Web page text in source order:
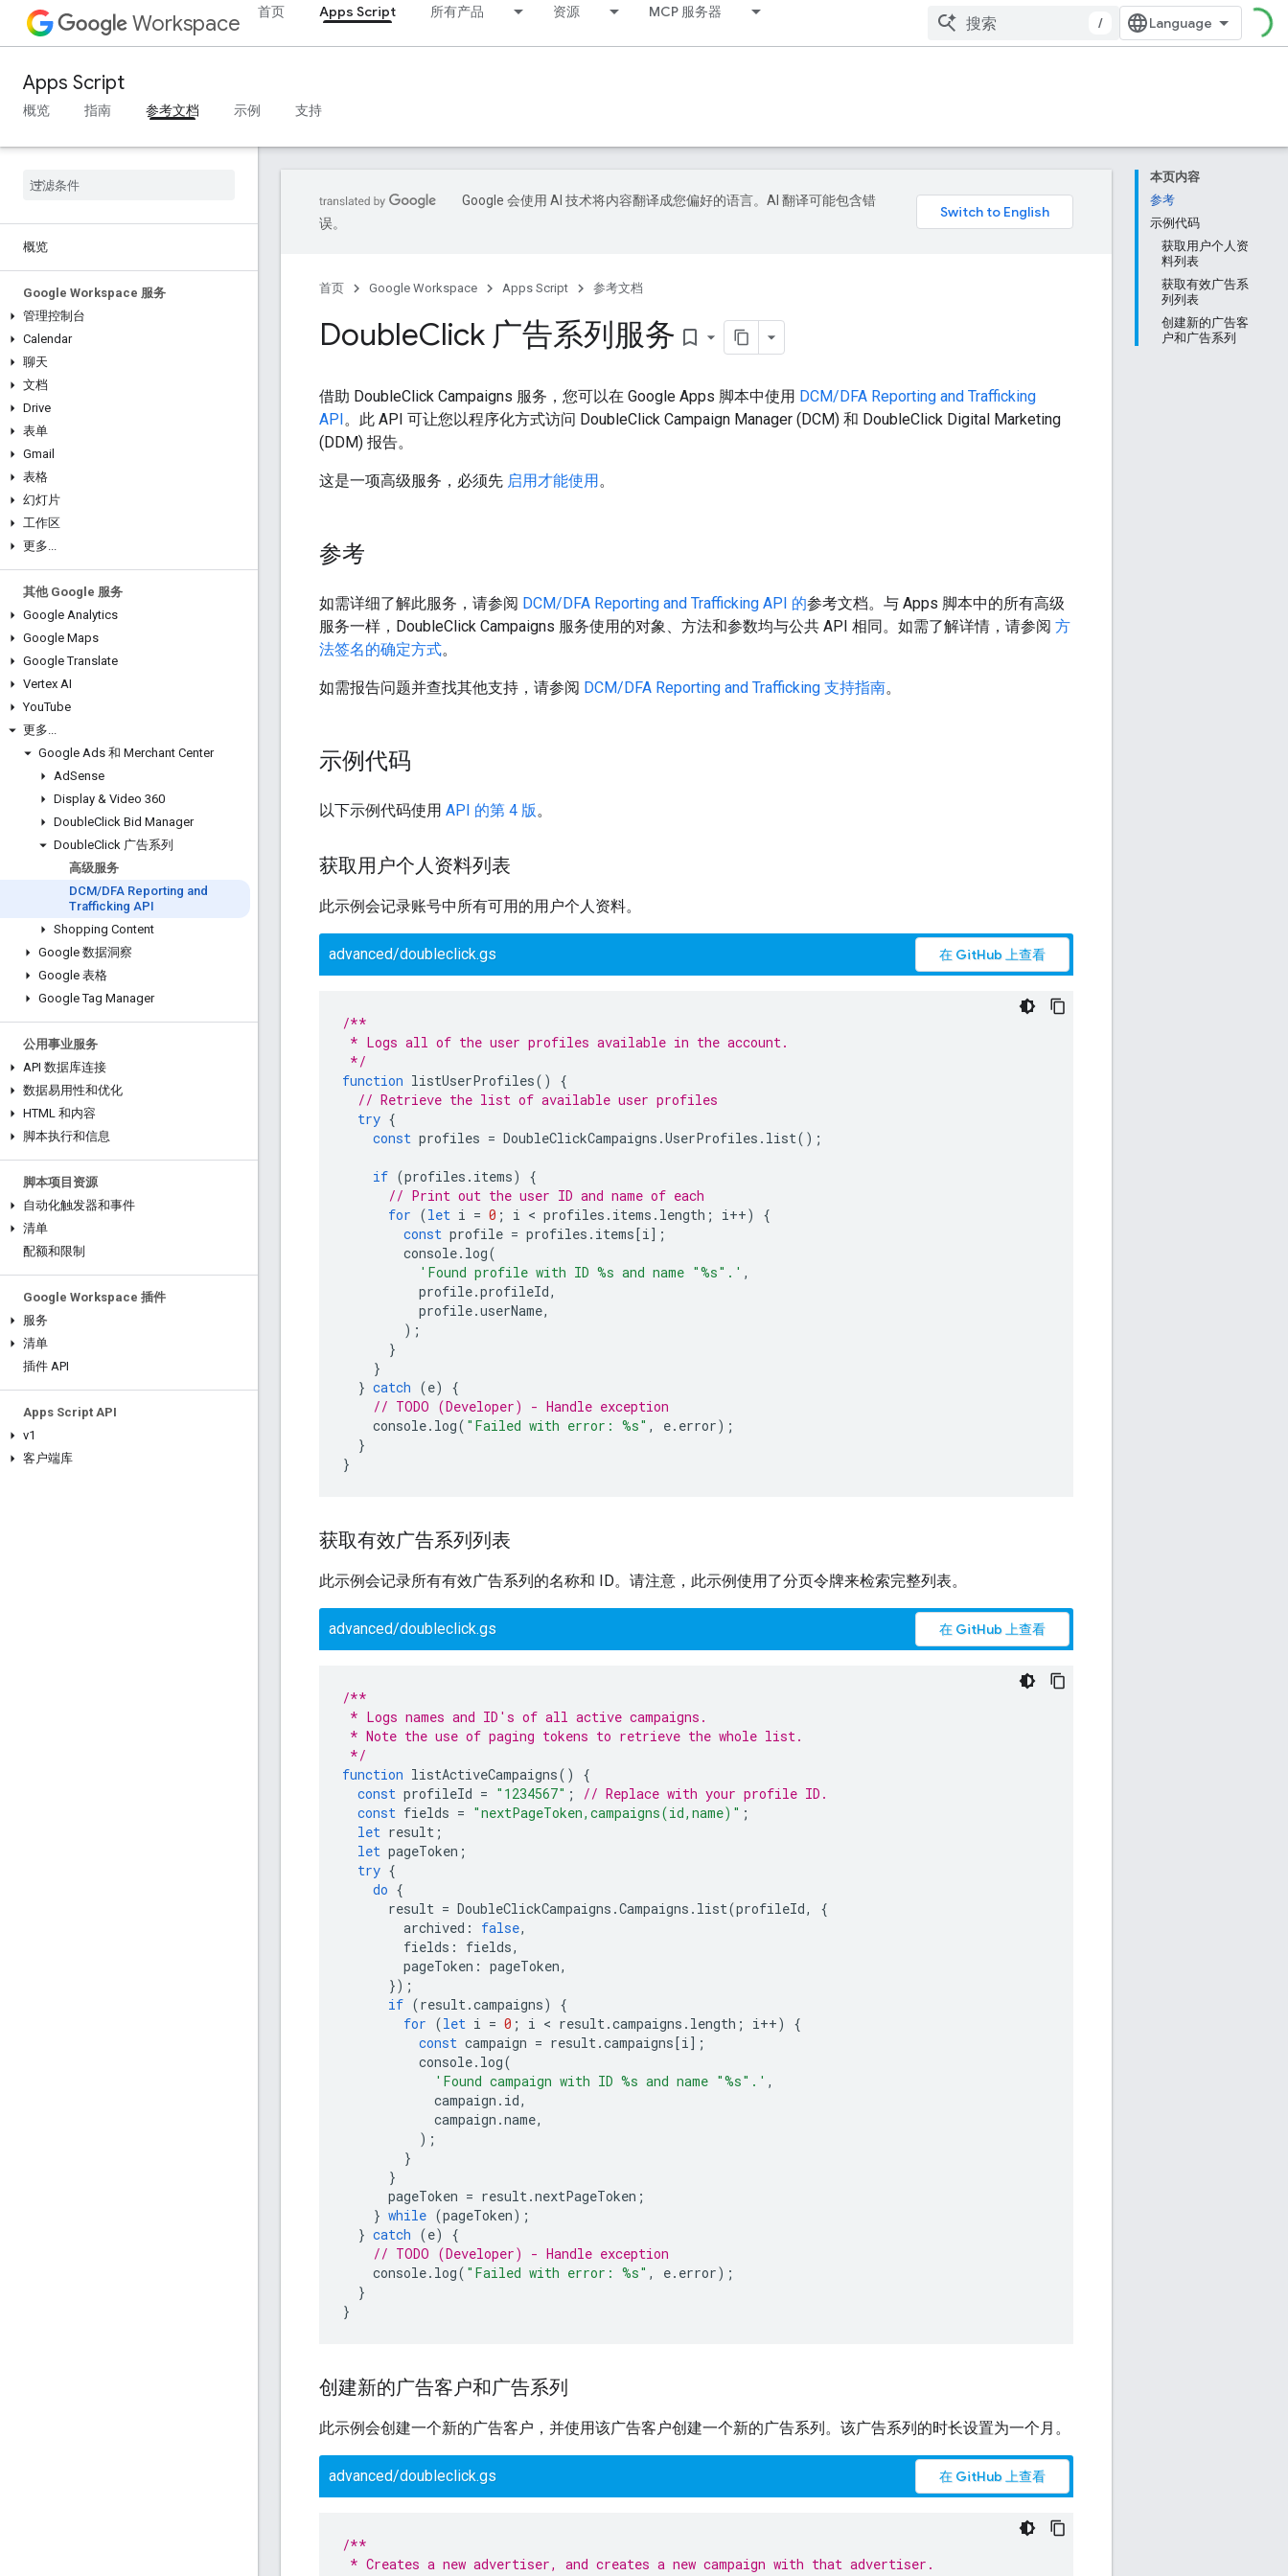
Workspace 首页 Apps Script 所有产品 资源 MCP 服务器
/
Apps Script
概览 指南 参考文档 示例 支持
概览
Google Workspace 服务
管理控制台
Calendar
聊天
文档
Drive
表单
Gmail
表格
幻灯片
工作区
更多...
其他 Google 服务
Google Analytics
Google Maps
Google Translate
Vertex AI
YouTube
更多...
Google Ads 和 Merchant Center
AdSense
Display & Video 360
DoubleClick Bid Manager
DoubleClick 广告系列
高级服务
DCM/DFA Reporting and
Trafficking API
Shopping Content
Google 数据洞察
Google 表格
Google Tag Manager
公用事业服务
API 数据库连接
数据易用性和优化
HTML 和内容
脚本执行和信息
脚本项目资源
自动化触发器和事件
清单
配额和限制
Google Workspace 插件
服务
清单
插件 API
Apps Script API
v1
客户端库
本页内容
参考
示例代码
获取用户个人资
料列表
获取有效广告系
列列表
创建新的广告客
户和广告系列
Google 会使用 AI 技术将内容翻译成您偏好的语言。AI 翻译可能包含错
误。
首页 Google Workspace Apps Script 参考文档
DoubleClick 广告系列服务 bookmark_border
借助 DoubleClick Campaigns 服务，您可以在 Google Apps 脚本中使用 DCM/DFA Reporting and Trafficking
API。此 API 可让您以程序化方式访问 DoubleClick Campaign Manager (DCM) 和 DoubleClick Digital Marketing
(DDM) 报告。
这是一项高级服务，必须先 启用才能使用。
参考
如需详细了解此服务，请参阅 DCM/DFA Reporting and Trafficking API 的参考文档。与 Apps 脚本中的所有高级
服务一样，DoubleClick Campaigns 服务使用的对象、方法和参数均与公共 API 相同。如需了解详情，请参阅 方
法签名的确定方式。
如需报告问题并查找其他支持，请参阅 DCM/DFA Reporting and Trafficking 支持指南。
示例代码
以下示例代码使用 API 的第 4 版。
获取用户个人资料列表
此示例会记录账号中所有可用的用户个人资料。
advanced/doubleclick.gs 在 GitHub 上查看
/**
* Logs all of the user profiles available in the account.
*/
function listUserProfiles()
{
// Retrieve the list of available user profiles
try {
const profiles = DoubleClickCampaigns .UserProfiles . list();
if (profiles . items)
{
// Print out the user ID and name of each
for (let i = 0 ; i < profiles . items . length ; i++)
{
const profile = profiles . items[i];
console. log(
'Found profile with ID %s and name "%s".' ,
profile.profileId,
profile.userName,
);
}
}
} catch (e)
{
// TODO (Developer) - Handle exception
console. log( "Failed with error: %s" , e. error);
}
}
获取有效广告系列列表
此示例会记录所有有效广告系列的名称和 ID。请注意，此示例使用了分页令牌来检索完整列表。
advanced/doubleclick.gs 在 GitHub 上查看
/**
* Logs names and ID's of all active campaigns.
* Note the use of paging tokens to retrieve the whole list.
*/
function listActiveCampaigns()
{
const profileId = "1234567" ;
// Replace with your profile ID.
const fields = "nextPageToken,campaigns(id,name)" ;
let result ;
let pageToken ;
try {
do {
result = DoubleClickCampaigns .Campaigns . list(profileId,
{
archived : false,
fields : fields,
pageToken : pageToken,
});
if (result.campaigns)
{
for (let i = 0 ; i < result.campaigns . length ; i++)
{
const campaign = result.campaigns[i];
console. log(
'Found campaign with ID %s and name "%s".' ,
campaign . id,
campaign .name,
);
}
}
pageToken = result.nextPageToken ;
} while (pageToken);
} catch (e)
{
// TODO (Developer) - Handle exception
console. log( "Failed with error: %s" , e. error);
}
}
创建新的广告客户和广告系列
此示例会创建一个新的广告客户，并使用该广告客户创建一个新的广告系列。该广告系列的时长设置为一个月。
advanced/doubleclick.gs 在 GitHub 上查看
/**
* Creates a new advertiser, and creates a new campaign with that advertiser.